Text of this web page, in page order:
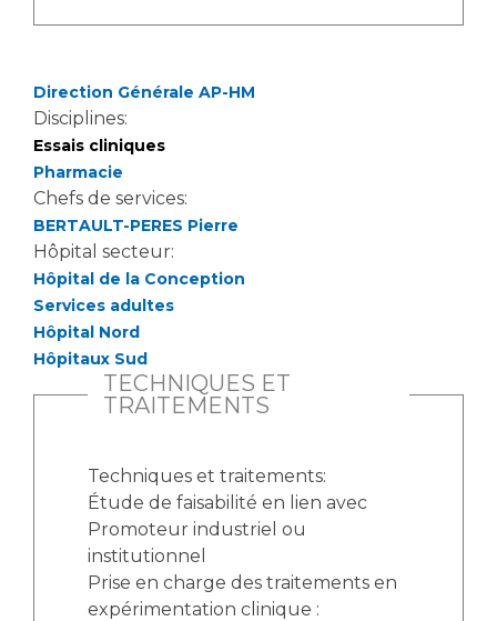
Cancer
Médecine nucléaire
Maladies rares
Maternité Hôpital Nord
La Commission Des Usagers (CDU)
Les Comités Locaux des Usagers
Le projet des usagers
Anatomie et Cytologie Pathologiques
Adresser un examen au Laboratoire d'Infectiologie
Centres de référence Maladies Rares
Plateforme d'Expertise Maladies Rares
Presse / Multimédia
Communiqués de presse
Dossiers de presse
Médiathèque
Fournisseurs
Rôles et missions
Liste des marchés conclus
Documents utiles
Direction Générale AP-HM
Disciplines:
Essais cliniques
Pharmacie
Chefs de services:
BERTAULT-PERES Pierre
Hôpital secteur:
Hôpital de la Conception
Services adultes
Hôpital Nord
Hôpitaux Sud
TECHNIQUES ET
TRAITEMENTS
Techniques et traitements:
Étude de faisabilité en lien avec
Promoteur industriel ou
institutionnel
Prise en charge des traitements en
expérimentation clinique :